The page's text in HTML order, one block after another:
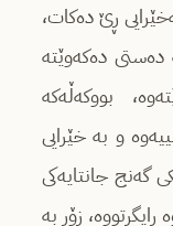
ڕێ دەکات،
دەستی ده‌که‌وێته‌
بووکەڵەکە
و بە خێرایی
گەنج جانتایەکی
زۆر بە